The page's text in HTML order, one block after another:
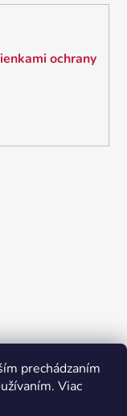
prechádzaním
Viac
ochrany